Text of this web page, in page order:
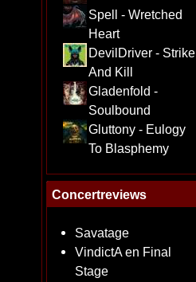
Spell - Wretched
Heart
DevilDriver - Strike
And Kill
Gladenfold -
Soulbound
Gluttony - Eulogy
To Blasphemy
Concertreviews
Savatage
VindictA en Final
Stage